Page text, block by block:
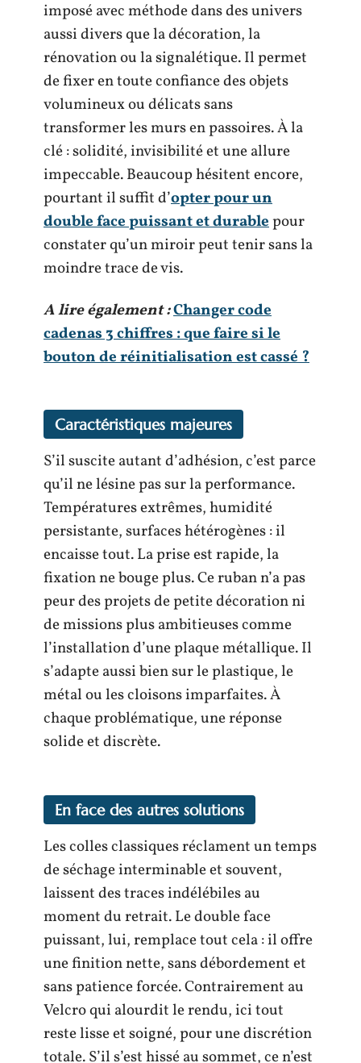
imposé avec méthode dans des univers
aussi divers que la décoration, la
rénovation ou la signalétique. Il permet
de fixer en toute confiance des objets
volumineux ou délicats sans
transformer les murs en passoires. À la
clé : solidité, invisibilité et une allure
impeccable. Beaucoup hésitent encore,
pourtant il suffit d’opter pour un
double face puissant et durablepour
constater qu’un miroir peut tenir sans la
moindre trace de vis.
A lire également :Changer code
cadenas 3 chiffres : que faire si le
bouton de réinitialisation est cassé ?
Caractéristiques majeures
S’il suscite autant d’adhésion, c’est parce
qu’il ne lésine pas sur la performance.
Températures extrêmes, humidité
persistante, surfaces hétérogènes : il
encaisse tout. La prise est rapide, la
fixation ne bouge plus. Ce ruban n’a pas
peur des projets de petite décoration ni
de missions plus ambitieuses comme
l’installation d’une plaque métallique. Il
s’adapte aussi bien sur le plastique, le
métal ou les cloisons imparfaites. À
chaque problématique, une réponse
solide et discrète.
En face des autres solutions
Les colles classiques réclament un temps
de séchage interminable et souvent,
laissent des traces indélébiles au
moment du retrait. Le double face
puissant, lui, remplace tout cela : il offre
une finition nette, sans débordement et
sans patience forcée. Contrairement au
Velcro qui alourdit le rendu, ici tout
reste lisse et soigné, pour une discrétion
totale. S’il s’est hissé au sommet, ce n’est